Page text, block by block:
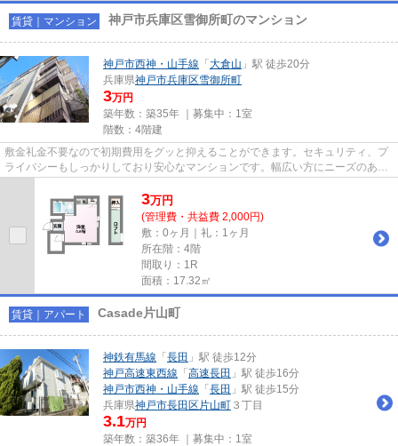
賃貸｜マンション 神戸市兵庫区雪御所町のマンション
神戸市西神・山手線 「 大倉山 」駅 徒歩20分
兵庫県神戸市兵庫区雪御所町
3万円
築年数：築35年 ｜募集中： 1室
階数：4階建
敷金礼金不要なので初期費用をグッと抑えることができます。セキュリティ、プ
ライバシーもしっかりしており安心なマンションです。幅広い方にニーズのあ
3万円
(管理費・共益費 2,000円)
敷：0ヶ月｜礼：1ヶ月
所在階：4階
間取り：1R
面積：17.32㎡
賃貸｜アパート Casade片山町
神鉄有馬線 「 長田 」駅 徒歩12分
神戸高速東西線 「 高速長田 」駅 徒歩16分
神戸市西神・山手線 「 長田 」駅 徒歩15分
兵庫県神戸市長田区 片山町 ３丁目
3.1万円
築年数：築36年 ｜募集中： 1室